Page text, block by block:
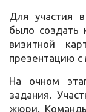
Для участия
было создать
визитной
презентацию
На очном
задания.
жюри.